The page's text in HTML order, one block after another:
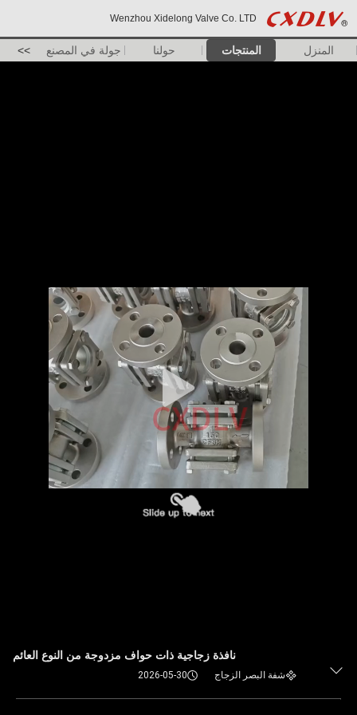
Wenzhou Xidelong Valve Co. LTD
المنزل المنتجات حولنا جولة في المصنع >>
نافذة زجاجية ذات حواف مزدوجة من النوع العائم
شفة البصر الزجاج 2026-05-30